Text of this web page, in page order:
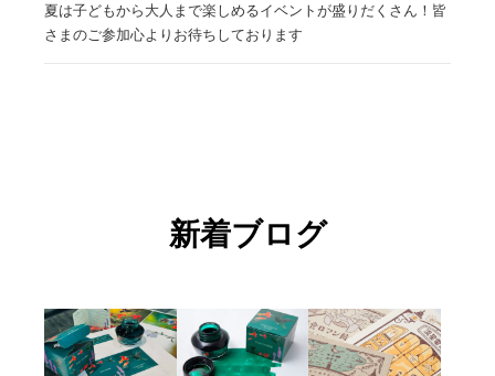
夏は子どもから大人まで楽しめるイベントが盛りだくさん！皆
さまのご参加心よりお待ちしております
新着ブログ